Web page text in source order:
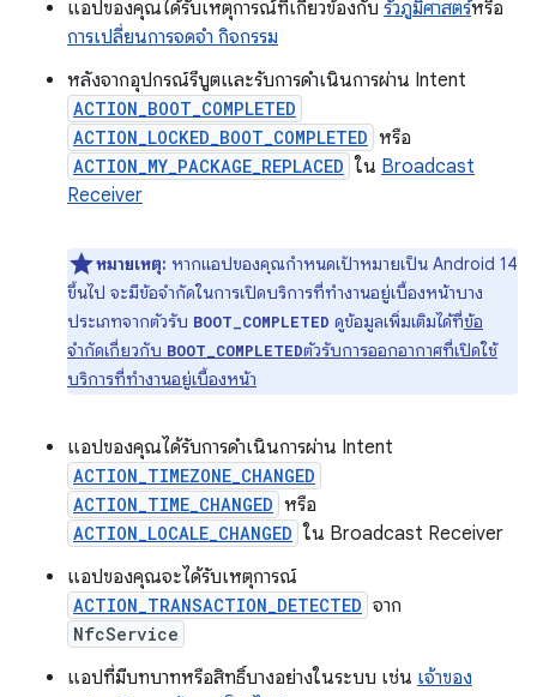
แอปของคุณได้รับเหตุการณ์ที่เกี่ยวข้องกับ รั้วภูมิศาสตร์หรือ
การเปลี่ยนการจดจำ กิจกรรม
หลังจากอุปกรณ์รีบูตและรับการดำเนินการผ่าน Intent
ACTION_BOOT_COMPLETED
ACTION_LOCKED_BOOT_COMPLETED หรือ
ACTION_MY_PACKAGE_REPLACED ใน Broadcast
Receiver
หมายเหตุ: หากแอปของคุณกำหนดเป้าหมายเป็น Android 14
ขึ้นไป จะมีข้อจำกัดในการเปิดบริการที่ทำงานอยู่เบื้องหน้าบาง
ประเภทจากตัวรับ BOOT_COMPLETED ดูข้อมูลเพิ่มเติมได้ที่ข้อ
จำกัดเกี่ยวกับ BOOT_COMPLETEDตัวรับการออกอากาศที่เปิดใช้
บริการที่ทำงานอยู่เบื้องหน้า
แอปของคุณได้รับการดำเนินการผ่าน Intent
ACTION_TIMEZONE_CHANGED
ACTION_TIME_CHANGED หรือ
ACTION_LOCALE_CHANGED ใน Broadcast Receiver
แอปของคุณจะได้รับเหตุการณ์
ACTION_TRANSACTION_DETECTED จาก
NfcService
แอปที่มีบทบาทหรือสิทธิ์บางอย่างในระบบ เช่น เจ้าของ